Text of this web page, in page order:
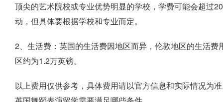
顶尖的艺术院校或专业优势明显的学校，学费可能会超过
动，但具体要根据学校和专业而定。
2、生活费：英国的生活费因地区而异，伦敦地区的生活
区约为1.2万英镑。
以上费用仅供参考，具体费用请以官方信息和实际情况为